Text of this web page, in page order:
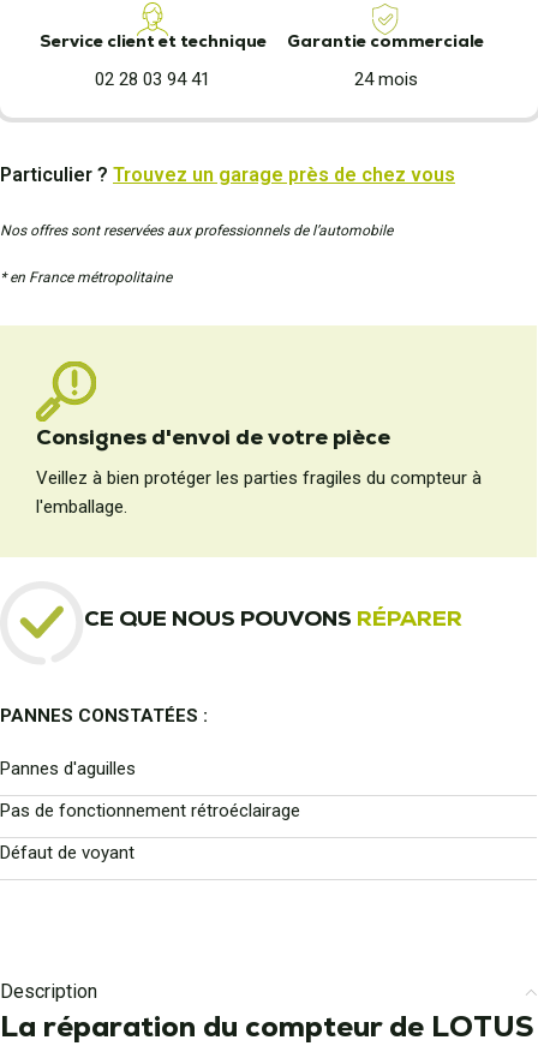
Service client et technique
02 28 03 94 41
Garantie commerciale
24 mois
Particulier ? Trouvez un garage près de chez vous
Nos offres sont reservées aux professionnels de l’automobile
* en France métropolitaine
Consignes d'envoi de votre pièce
Veillez à bien protéger les parties fragiles du compteur à
l'emballage.
CE QUE NOUS POUVONS RÉPARER
PANNES CONSTATÉES :
Pannes d'aguilles
Pas de fonctionnement rétroéclairage
Défaut de voyant
Description
La réparation du compteur de LOTUS